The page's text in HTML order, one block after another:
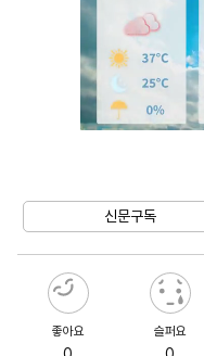
신문구독
좋아요 슬퍼요